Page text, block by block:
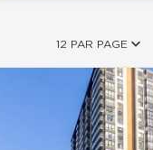
12 PAR PAGE